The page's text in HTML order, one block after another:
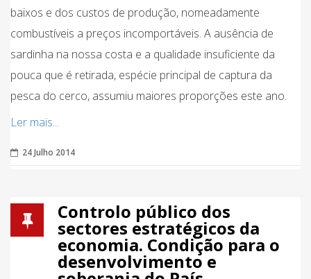
baixos e dos custos de produção, nomeadamente
combustíveis a preços incomportáveis. A ausência de
sardinha na nossa costa e a qualidade insuficiente da
pouca que é retirada, espécie principal de captura da
pesca do cerco, assumiu maiores proporções este ano.
Ler mais...
24 Julho 2014
Controlo público dos
sectores estratégicos da
economia. Condição para o
desenvolvimento e